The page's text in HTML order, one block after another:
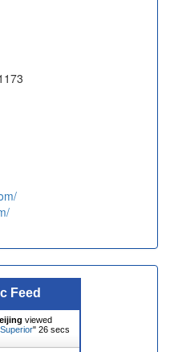
Feed
viewed
" 26 secs